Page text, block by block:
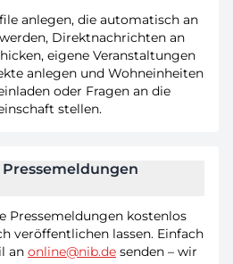
anlegen, die automatisch an
Direktnachrichten an
eigene Veranstaltungen
anlegen und Wohneinheiten
oder Fragen an die
stellen.
Pressemeldungen kostenlos
veröffentlichen lassen. Einfach
an online@nib.de senden – wir